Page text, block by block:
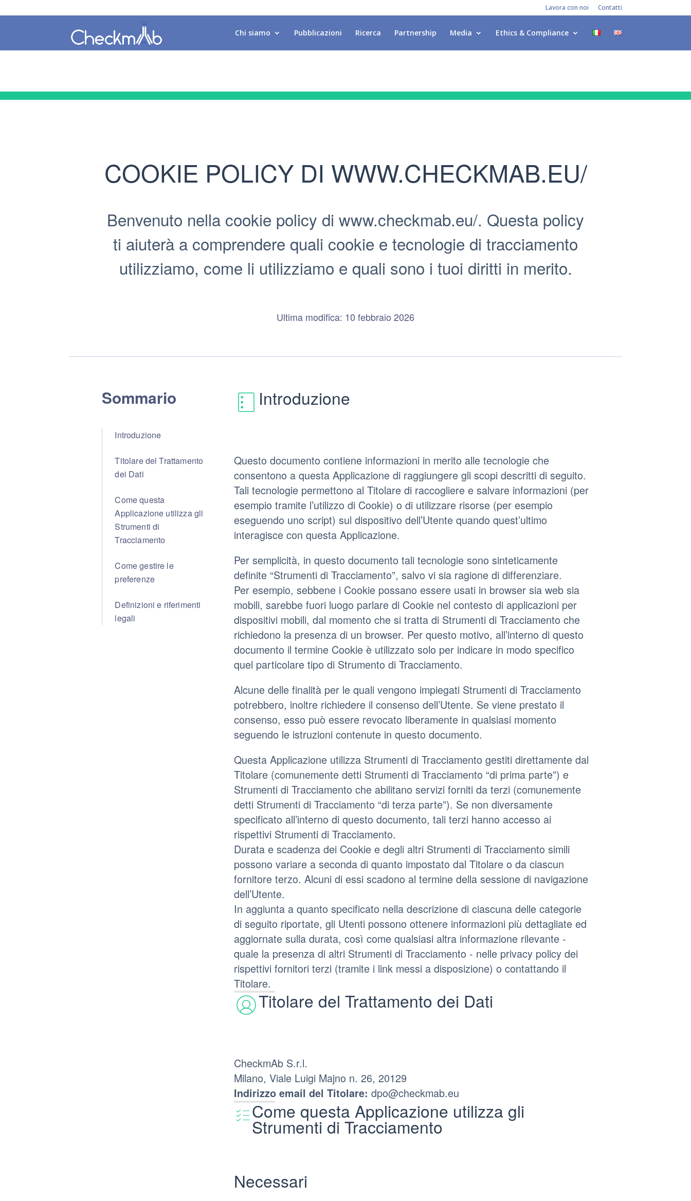
Lavora con noi Contatti
Chi siamo Pubblicazioni Ricerca Partnership Media Ethics & Compliance
COOKIE POLICY DI WWW.CHECKMAB.EU/
Benvenuto nella cookie policy di www.checkmab.eu/. Questa policy
ti aiuterà a comprendere quali cookie e tecnologie di tracciamento
utilizziamo, come li utilizziamo e quali sono i tuoi diritti in merito.
Ultima modifica: 10 febbraio 2026
Sommario
Introduzione
Titolare del Trattamento
dei Dati
Come questa
Applicazione utilizza gli
Strumenti di
Tracciamento
Come gestire le
preferenze
Definizioni e riferimenti
legali
Introduzione
Questo documento contiene informazioni in merito alle tecnologie che
consentono a questa Applicazione di raggiungere gli scopi descritti di seguito.
Tali tecnologie permettono al Titolare di raccogliere e salvare informazioni (per
esempio tramite l’utilizzo di Cookie) o di utilizzare risorse (per esempio
eseguendo uno script) sul dispositivo dell’Utente quando quest’ultimo
interagisce con questa Applicazione.
Per semplicità, in questo documento tali tecnologie sono sinteticamente
definite “Strumenti di Tracciamento”, salvo vi sia ragione di differenziare.
Per esempio, sebbene i Cookie possano essere usati in browser sia web sia
mobili, sarebbe fuori luogo parlare di Cookie nel contesto di applicazioni per
dispositivi mobili, dal momento che si tratta di Strumenti di Tracciamento che
richiedono la presenza di un browser. Per questo motivo, all’interno di questo
documento il termine Cookie è utilizzato solo per indicare in modo specifico
quel particolare tipo di Strumento di Tracciamento.
Alcune delle finalità per le quali vengono impiegati Strumenti di Tracciamento
potrebbero, inoltre richiedere il consenso dell’Utente. Se viene prestato il
consenso, esso può essere revocato liberamente in qualsiasi momento
seguendo le istruzioni contenute in questo documento.
Questa Applicazione utilizza Strumenti di Tracciamento gestiti direttamente dal
Titolare (comunemente detti Strumenti di Tracciamento “di prima parte”) e
Strumenti di Tracciamento che abilitano servizi forniti da terzi (comunemente
detti Strumenti di Tracciamento “di terza parte”). Se non diversamente
specificato all’interno di questo documento, tali terzi hanno accesso ai
rispettivi Strumenti di Tracciamento.
Durata e scadenza dei Cookie e degli altri Strumenti di Tracciamento simili
possono variare a seconda di quanto impostato dal Titolare o da ciascun
fornitore terzo. Alcuni di essi scadono al termine della sessione di navigazione
dell’Utente.
In aggiunta a quanto specificato nella descrizione di ciascuna delle categorie
di seguito riportate, gli Utenti possono ottenere informazioni più dettagliate ed
aggiornate sulla durata, così come qualsiasi altra informazione rilevante -
quale la presenza di altri Strumenti di Tracciamento - nelle privacy policy dei
rispettivi fornitori terzi (tramite i link messi a disposizione) o contattando il
Titolare.
Titolare del Trattamento dei Dati
CheckmAb S.r.l.
Milano, Viale Luigi Majno n. 26, 20129
Indirizzo email del Titolare: dpo@checkmab.eu
Come questa Applicazione utilizza gli
Strumenti di Tracciamento
Necessari